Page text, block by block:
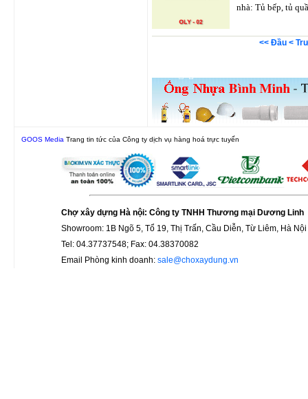
nhà: Tủ bếp, tủ
<< Đầu <
GOOS Media Trang tin tức của Công ty dịch vụ hàng hoá trực tuyến
Chợ xây dựng Hà nội: Công ty TNHH Thương mại Dương Linh
Showroom: 1B Ngõ 5, Tổ 19, Thị Trấn, Cầu Diễn, Từ Liêm, Hà Nội
Tel: 04.37737548; Fax: 04.38370082
Email Phòng kinh doanh: sale@choxaydung.vn